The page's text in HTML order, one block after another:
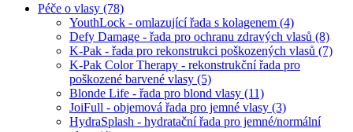
Péče o vlasy (78)
YouthLock - omlazující řada s kolagenem (4)
Defy Damage - řada pro ochranu zdravých vlasů (8)
K-Pak - řada pro rekonstrukci poškozených vlasů (7)
K-Pak Color Therapy - rekonstrukční řada pro
poškozené barvené vlasy (5)
Blonde Life - řada pro blond vlasy (11)
JoiFull - objemová řada pro jemné vlasy (3)
HydraSplash - hydratační řada pro jemné/normální